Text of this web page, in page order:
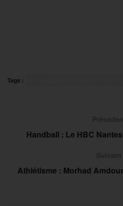
Tags :
Handball : Le HBC
Athlétisme : Morhad